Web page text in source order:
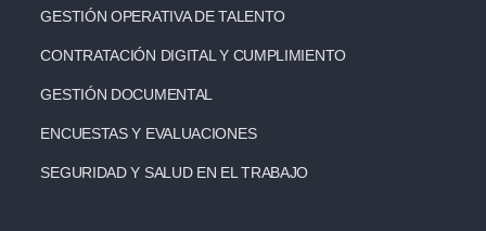
GESTIÓN OPERATIVA DE TALENTO
CONTRATACIÓN DIGITAL Y CUMPLIMIENTO
GESTIÓN DOCUMENTAL
ENCUESTAS Y EVALUACIONES
SEGURIDAD Y SALUD EN EL TRABAJO